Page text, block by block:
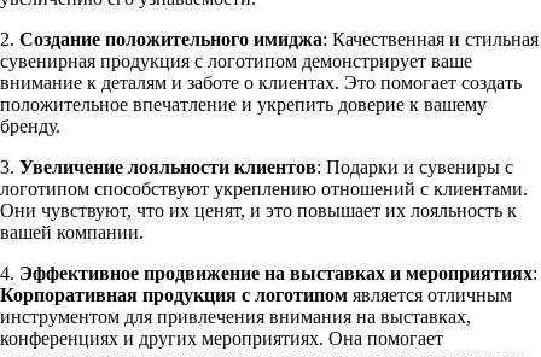
2. Создание положительного имиджа: Качественная и стильная
сувенирная продукция с логотипом демонстрирует ваше
внимание к деталям и заботе о клиентах. Это помогает создать
положительное впечатление и укрепить доверие к вашему
бренду.
3. Увеличение лояльности клиентов: Подарки и сувениры с
логотипом способствуют укреплению отношений с клиентами.
Они чувствуют, что их ценят, и это повышает их лояльность к
вашей компании.
4. Эффективное продвижение на выставках и мероприятиях:
Корпоративная продукция с логотипом является отличным
инструментом для привлечения внимания на выставках,
конференциях и других мероприятиях. Она помогает